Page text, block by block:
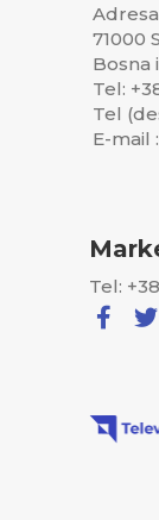
71000
Bosna
Tel:
Tel
E-mail
Tel: